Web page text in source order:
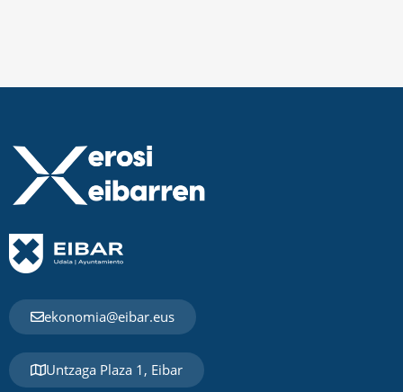
ekonomia@eibar.eus
Untzaga Plaza 1, Eibar